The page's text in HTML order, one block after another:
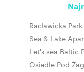
Racławicka Park
Sea & Lake
Let's sea Baltic
Osiedle Pod